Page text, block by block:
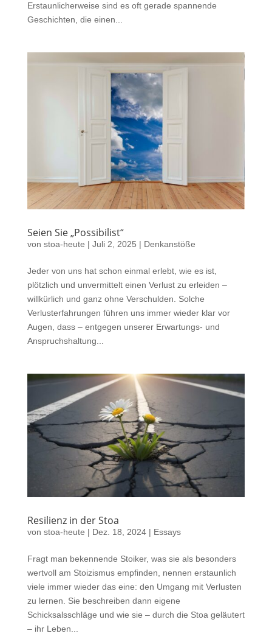
Erstaunlicherweise sind es oft gerade spannende
Geschichten, die einen...
Seien Sie „Possibilist“
von stoa-heute | Juli 2, 2025 | Denkanstöße
Jeder von uns hat schon einmal erlebt, wie es ist,
plötzlich und unvermittelt einen Verlust zu erleiden –
willkürlich und ganz ohne Verschulden. Solche
Verlusterfahrungen führen uns immer wieder klar vor
Augen, dass – entgegen unserer Erwartungs- und
Anspruchshaltung...
Resilienz in der Stoa
von stoa-heute | Dez. 18, 2024| Essays
Fragt man bekennende Stoiker, was sie als besonders
wertvoll am Stoizismus empfinden, nennen erstaunlich
viele immer wieder das eine: den Umgang mit Verlusten
zu lernen. Sie beschreiben dann eigene
Schicksalsschläge und wie sie – durch die Stoa geläutert
– ihr Leben...